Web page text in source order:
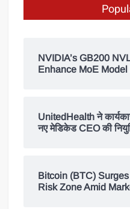
NVIDIA’s GB200
Enhance MoE
UnitedHealth ने
नए मेडिकेड CEO की
Bitcoin (BTC)
Risk Zone Amid